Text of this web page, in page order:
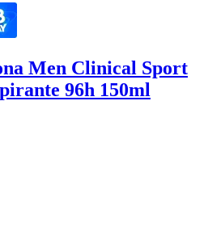
Men Clinical Sport
96h 150ml